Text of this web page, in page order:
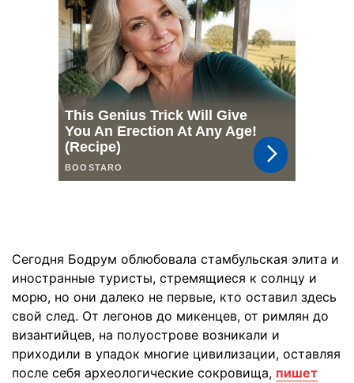
Сегодня Бодрум облюбовала стамбульская элита и
иностранные туристы, стремящиеся к солнцу и
морю, но они далеко не первые, кто оставил здесь
свой след. От легонов до микенцев, от римлян до
византийцев, на полуострове возникали и
приходили в упадок многие цивилизации, оставляя
после себя археологические сокровища, пишет